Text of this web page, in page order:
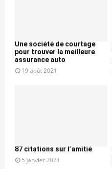
Une société de courtage
pour trouver la meilleure
assurance auto
19 août 2021
87 citations sur l’amitié
5 janvier 2021